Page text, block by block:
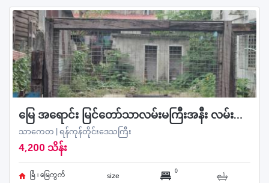
မြေ အရောင်း မြင်တော်သာလမ်းမကြီးအနီး လမ်းသန့်လမ်းကျယ်
သာကေတ | ရန်ကုန်တိုင်းဒေသကြီး
4,200 သိန်း
ခြံ ၊ မြေကွက် size 0